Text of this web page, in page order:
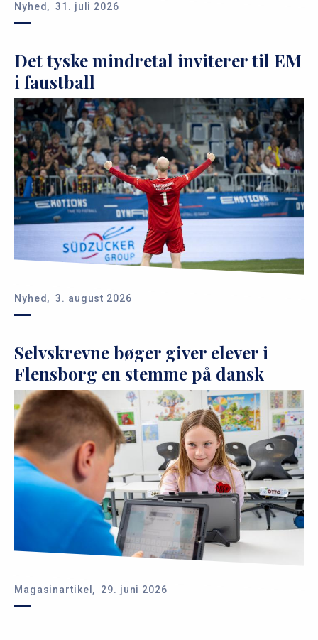
Nyhed, 31. juli 2026
Det tyske mindretal inviterer til EM
i faustball
Nyhed, 3. august 2026
Selvskrevne bøger giver elever i
Flensborg en stemme på dansk
Magasinartikel, 29. juni 2026